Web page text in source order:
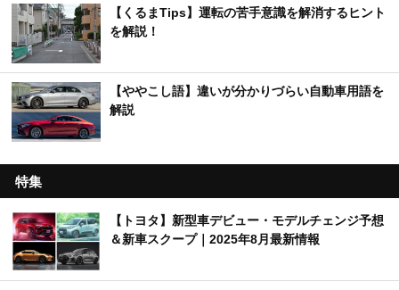
【くるまTips】運転の苦手意識を解消するヒント
を解説！
【ややこし語】違いが分かりづらい自動車用語を
解説
特集
【トヨタ】新型車デビュー・モデルチェンジ予想
＆新車スクープ｜2025年8月最新情報